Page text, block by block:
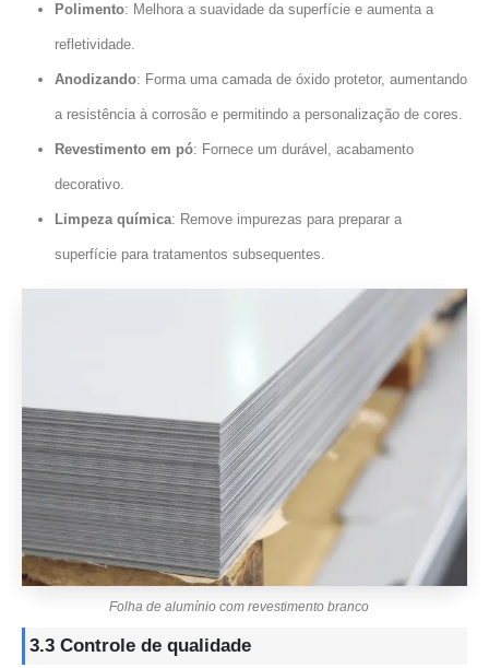
Polimento: Melhora a suavidade da superfície e aumenta a
refletividade.
Anodizando: Forma uma camada de óxido protetor, aumentando
a resistência à corrosão e permitindo a personalização de cores.
Revestimento em pó: Fornece um durável, acabamento
decorativo.
Limpeza química: Remove impurezas para preparar a
superfície para tratamentos subsequentes.
Folha de alumínio com revestimento branco
3.3 Controle de qualidade